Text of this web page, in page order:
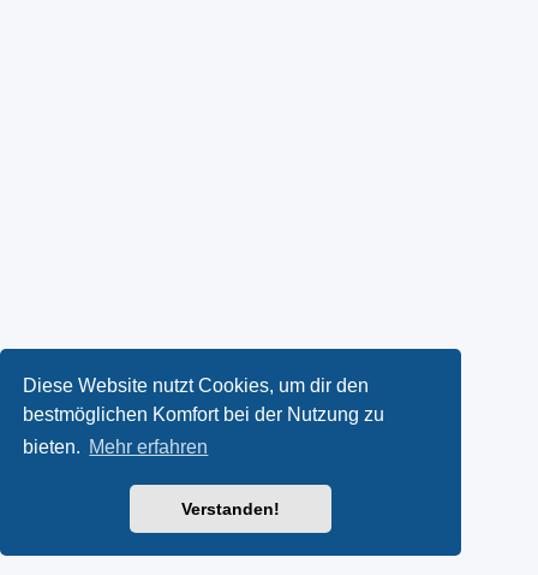
Diese Website nutzt Cookies, um dir den
bestmöglichen Komfort bei der Nutzung zu
bieten. Mehr erfahren
Verstanden!